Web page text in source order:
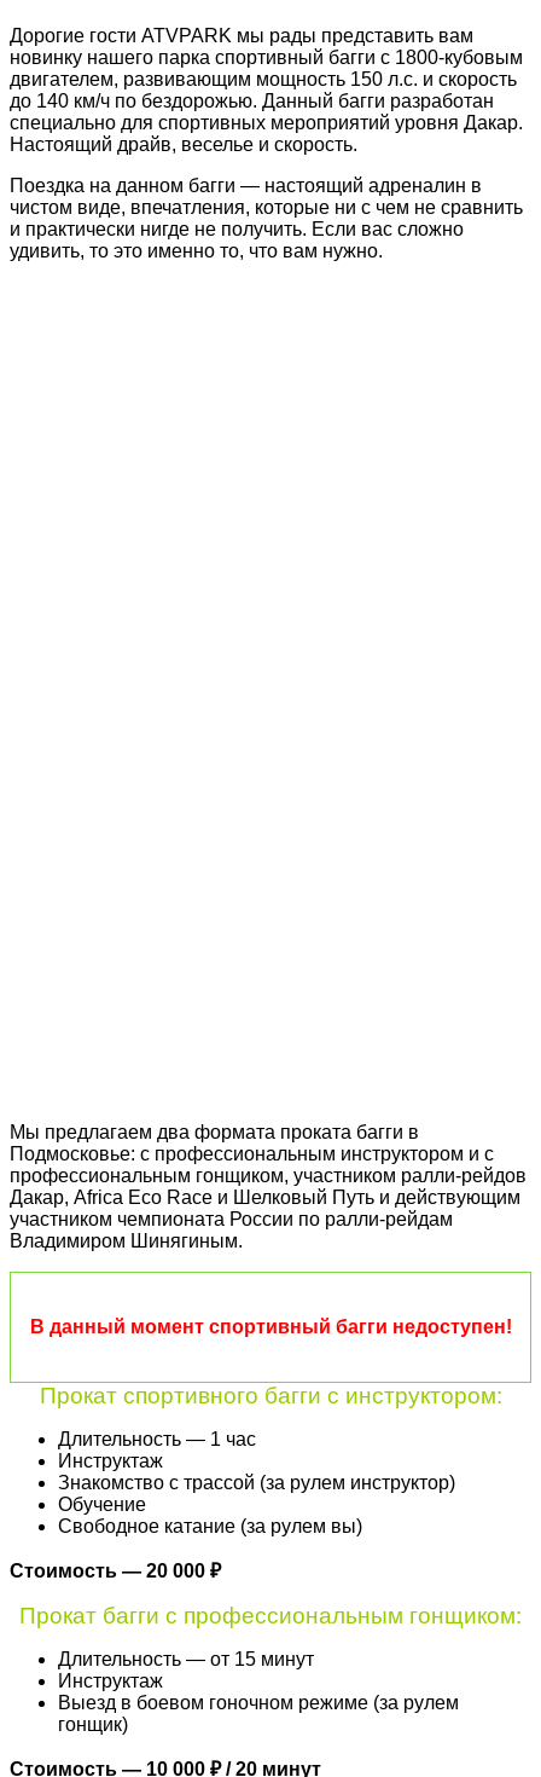
Дорогие гости ATVPARK мы рады представить вам
новинку нашего парка спортивный багги с 1800-кубовым
двигателем, развивающим мощность 150 л.с. и скорость
до 140 км/ч по бездорожью. Данный багги разработан
специально для спортивных мероприятий уровня Дакар.
Настоящий драйв, веселье и скорость.
Поездка на данном багги — настоящий адреналин в
чистом виде, впечатления, которые ни с чем не сравнить
и практически нигде не получить. Если вас сложно
удивить, то это именно то, что вам нужно.
Мы предлагаем два формата проката багги в
Подмосковье: с профессиональным инструктором и с
профессиональным гонщиком, участником ралли-рейдов
Дакар, Africa Eco Race и Шелковый Путь и действующим
участником чемпионата России по ралли-рейдам
Владимиром Шинягиным.
В данный момент спортивный багги недоступен!
Прокат спортивного багги с инструктором:
Длительность — 1 час
Инструктаж
Знакомство с трассой (за рулем инструктор)
Обучение
Свободное катание (за рулем вы)
Стоимость — 20 000 ₽
Прокат багги с профессиональным гонщиком:
Длительность — от 15 минут
Инструктаж
Выезд в боевом гоночном режиме (за рулем
гонщик)
Стоимость — 10 000 ₽ / 20 минут